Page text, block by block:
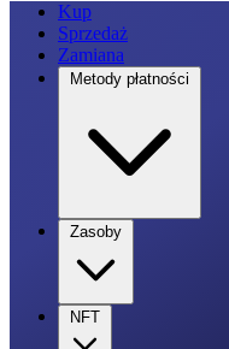
Kup
Sprzedaż
Zamiana
Metody płatności
Zasoby
NFT